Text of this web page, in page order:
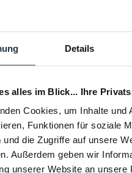
Details
alles im Blick... Ihre
Cookies, um Inhalte und
Funktionen für soziale
und die Zugriffe auf unsere
Außerdem geben wir
unserer Website an unsere
& Produktsicherheit
zum Hersteller sind
von Chris James